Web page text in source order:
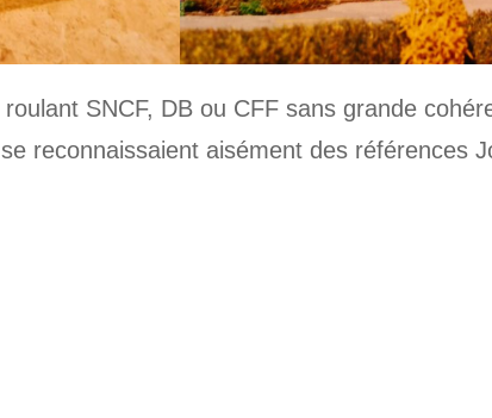
SNCF, DB ou CFF sans grande
reconnaissaient aisément des références